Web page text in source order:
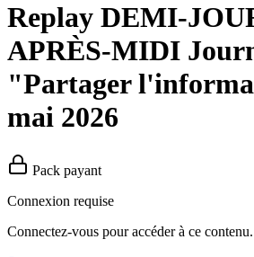
Replay DEMI-
APRÈS-MIDI
"Partager
mai 2026
Pack payant
Connexion requise
Connectez-vous pour accéder à ce contenu.